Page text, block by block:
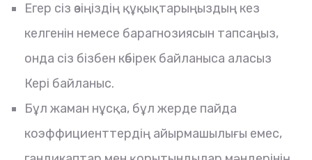
Егер сіз өзіңіздің құқықтарыңыздың кез
келгенін немесе барагнозиясын тапсаңыз,
онда сіз бізбен көбірек байланыса аласыз
Кері байланыс.
Бұл жаман нұсқа, бұл жерде пайда
коэффициенттердің айырмашылығы емес,